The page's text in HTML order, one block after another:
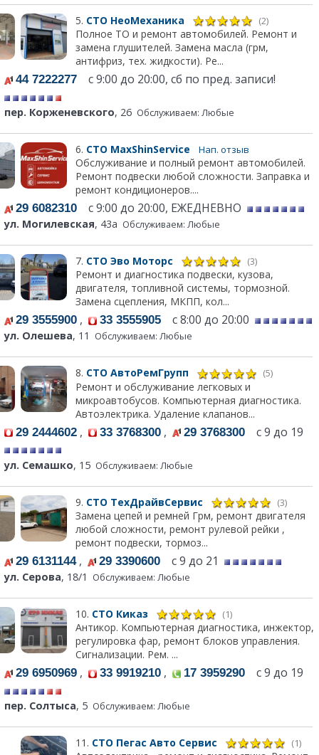
5. СТО НеоМеханика (2)
Полное ТО и ремонт автомобилей. Ремонт и
замена глушителей. Замена масла (грм,
антифриз, тех. жидкости). Ре...
44 7222277 с 9:00 до 20:00, сб по пред. записи!
пер. Корженевского, 26 Обслуживаем: Любые
6. СТО MaxShinService Нап. отзыв
Обслуживание и полный ремонт автомобилей.
Ремонт подвески любой сложности. Заправка и
ремонт кондиционеров....
29 6082310 с 9:00 до 20:00, ЕЖЕДНЕВНО
ул. Могилевская, 43а Обслуживаем: Любые
7. СТО Эво Моторс (3)
Ремонт и диагностика подвески, кузова,
двигателя, топливной системы, тормозной.
Замена сцепления, МКПП, кол...
29 3555900 , 33 3555905 с 8:00 до 20:00
ул. Олешева, 11 Обслуживаем: Любые
8. СТО АвтоРемГрупп (5)
Ремонт и обслуживание легковых и
микроавтобусов. Компьютерная диагностика.
Автоэлектрика. Удаление клапанов...
29 2444602 , 33 3768300 , 29 3768300 с 9 до 19
ул. Семашко, 15 Обслуживаем: Любые
9. СТО ТехДрайвСервис (3)
Замена цепей и ремней Грм, ремонт двигателя
любой сложности, ремонт рулевой рейки ,
ремонт подвески, тормоз...
29 6131144, 29 3390600 с 9 до 21
ул. Серова, 18/1 Обслуживаем: Любые
10. СТО Киказ (1)
Антикор. Компьютерная диагностика, инжектор,
регулировка фар, ремонт блоков управления.
Сигнализации. Рем. ...
29 6950969 , 33 9919210 , 17 3959290 с 9 до 19
пер. Солтыса, 5 Обслуживаем: Любые
11. СТО Пегас Авто Сервис (1)